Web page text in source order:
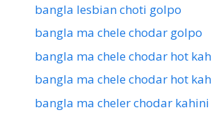
bangla lesbian choti golpo
bangla ma chele chodar golpo
bangla ma chele chodar hot
bangla ma chele chodar hot
bangla ma cheler chodar kahini